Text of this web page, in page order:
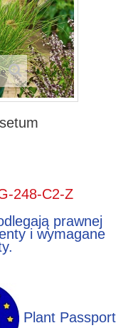
248-C2-Z
prawnej
i wymagane
Plant Passport